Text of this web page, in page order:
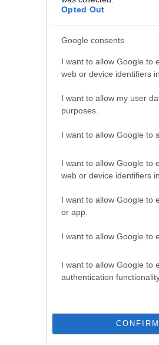
Opted Out
Google consents
I want to allow Google to
web or device identifiers
I want to allow my user
purposes.
I want to allow Google to
I want to allow Google to
web or device identifiers
I want to allow Google to
or app.
I want to allow Google to
I want to allow Google to
authentication
CONFIRM